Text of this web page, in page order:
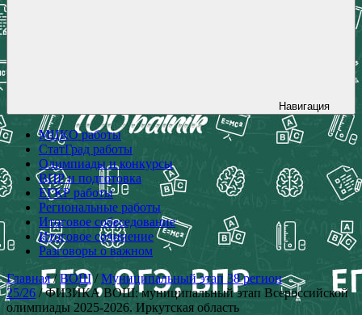
Навигация
МЦКО работы
СтатГрад работы
Олимпиады и конкурсы
ВПР и подготовка
ЕГКР работы
Региональные работы
Итоговое собеседование
Итоговое сочинение
Разговоры о важном
Главная/ВОШ/Муниципальный этап 38 регион
25/26 / ФИЗИКА ВОШ: муниципальный этап Всероссийской
олимпиады 2025-2026. Иркутская область